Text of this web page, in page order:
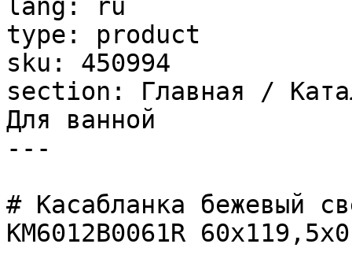
lang: ru
type: product
sku: 450994
section: Главная /
Для ванной
---
# Касабланка бежевый
KM6012B0061R